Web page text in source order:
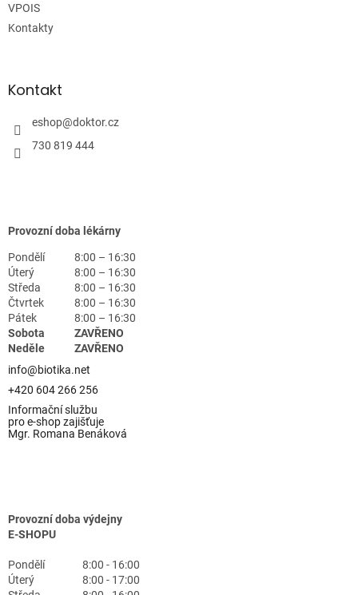
VPOIS
Kontakty
Kontakt
eshop@doktor.cz
730 819 444
Provozní doba lékárny
Pondělí
8:00 – 16:30
Úterý
8:00 – 16:30
Středa
8:00 – 16:30
Čtvrtek
8:00 – 16:30
Pátek
8:00 – 16:30
Sobota
ZAVŘENO
Neděle
ZAVŘENO
info@biotika.net
+420 604 266 256
Informační službu
pro e-shop zajišťuje
Mgr. Romana Benáková
Provozní doba výdejny
E-SHOPU
Pondělí
8:00 - 16:00
Úterý
8:00 - 17:00